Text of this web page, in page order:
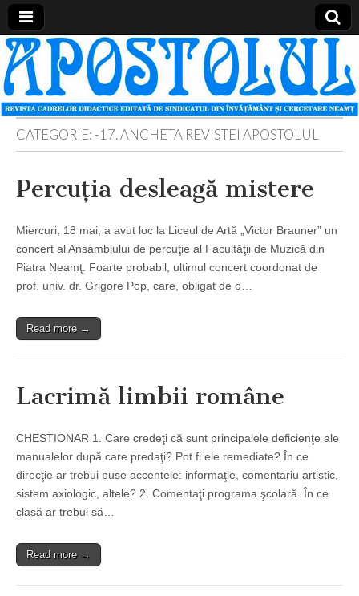
Apostolul
Revista
cadrelor
didactice
din
judetul
Neamt
CATEGORIE: -17. ANCHETA REVISTEI APOSTOLUL
Percuţia desleagă mistere
Miercuri, 18 mai, a avut loc la Liceul de Artă „Victor Brauner” un
concert al Ansamblului de percuţie al Facultăţii de Muzică din
Piatra Neamţ. Foarte probabil, ultimul concert coordonat de
prof. univ. dr. Grigore Pop, care, obligat de o…
Read more →
Lacrimă limbii române
CHESTIONAR 1. Care credeţi că sunt principalele deficienţe ale
manualelor după care predaţi? Pot fi ele remediate? În ce
direcţie ar trebui puse accentele: informaţie, comentariu artistic,
sistem axiologic, altele? 2. Comentaţi programa şcolară. În ce
clasă ar trebui să…
Read more →